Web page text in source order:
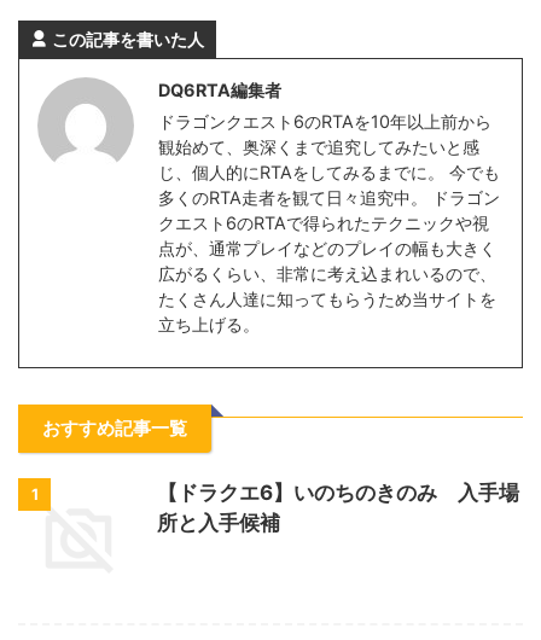
この記事を書いた人
DQ6RTA編集者
ドラゴンクエスト6のRTAを10年以上前から
観始めて、奥深くまで追究してみたいと感
じ、個人的にRTAをしてみるまでに。 今でも
多くのRTA走者を観て日々追究中。 ドラゴン
クエスト6のRTAで得られたテクニックや視
点が、通常プレイなどのプレイの幅も大きく
広がるくらい、非常に考え込まれいるので、
たくさん人達に知ってもらうため当サイトを
立ち上げる。
おすすめ記事一覧
1
【ドラクエ6】いのちのきのみ 入手場
所と入手候補